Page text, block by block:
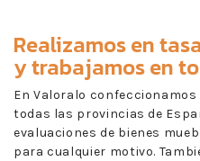
Realizamos en
y trabajamos en
En Valoralo
todas las provincias de
evaluaciones de bienes
para cualquier motivo.